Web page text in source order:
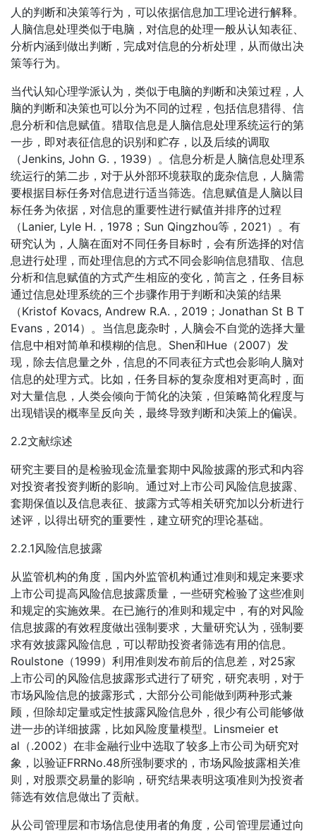
人的判断和决策等行为，可以依据信息加工理论进行解释。
人脑信息处理类似于电脑，对信息的处理一般从认知表征、
分析内涵到做出判断，完成对信息的分析处理，从而做出决
策等行为。
当代认知心理学派认为，类似于电脑的判断和决策过程，人
脑的判断和决策也可以分为不同的过程，包括信息猎得、信
息分析和信息赋值。猎取信息是人脑信息处理系统运行的第
一步，即对表征信息的识别和贮存，以及后续的调取
（Jenkins, John G.，1939）。信息分析是人脑信息处理系
统运行的第二步，对于从外部环境获取的庞杂信息，人脑需
要根据目标任务对信息进行适当筛选。信息赋值是人脑以目
标任务为依据，对信息的重要性进行赋值并排序的过程
（Lanier, Lyle H.，1978；Sun Qingzhou等，2021）。有
研究认为，人脑在面对不同任务目标时，会有所选择的对信
息进行处理，而处理信息的方式不同会影响信息猎取、信息
分析和信息赋值的方式产生相应的变化，简言之，任务目标
通过信息处理系统的三个步骤作用于判断和决策的结果
（Kristof Kovacs, Andrew R.A.，2019；Jonathan St B T
Evans，2014）。当信息庞杂时，人脑会不自觉的选择大量
信息中相对简单和模糊的信息。Shen和Hue（2007）发
现，除去信息量之外，信息的不同表征方式也会影响人脑对
信息的处理方式。比如，任务目标的复杂度相对更高时，面
对大量信息，人类会倾向于简化的决策，但策略简化程度与
出现错误的概率呈反向关，最终导致判断和决策上的偏误。
2.2文献综述
研究主要目的是检验现金流量套期中风险披露的形式和内容
对投资者投资判断的影响。通过对上市公司风险信息披露、
套期保值以及信息表征、披露方式等相关研究加以分析进行
述评，以得出研究的重要性，建立研究的理论基础。
2.2.1风险信息披露
从监管机构的角度，国内外监管机构通过准则和规定来要求
上市公司提高风险信息披露质量，一些研究检验了这些准则
和规定的实施效果。在已施行的准则和规定中，有的对风险
信息披露的有效程度做出强制要求，大量研究认为，强制要
求有效披露风险信息，可以帮助投资者筛选有用的信息。
Roulstone（1999）利用准则发布前后的信息差，对25家
上市公司的风险信息披露形式进行了研究，研究表明，对于
市场风险信息的披露形式，大部分公司能做到两种形式兼
顾，但除却定量或定性披露风险信息外，很少有公司能够做
进一步的详细披露，比如风险度量模型。Linsmeier et
al（.2002）在非金融行业中选取了较多上市公司为研究对
象，以验证FRRNo.48所强制要求的，市场风险披露相关准
则，对股票交易量的影响，研究结果表明这项准则为投资者
筛选有效信息做出了贡献。
从公司管理层和市场信息使用者的角度，公司管理层通过向